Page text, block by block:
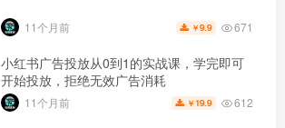
11个月前 ￥9.9 671
小红书广告投放从0到1的实战课，学完即可
开始投放，拒绝无效广告消耗
11个月前 ￥ 19.9 612